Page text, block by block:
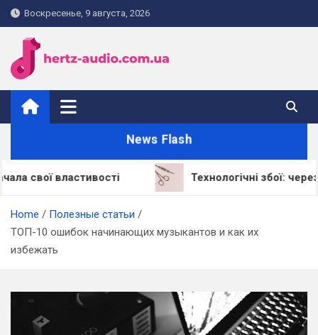
Skip
to
content
Воскресенье, 9 августа, 2026
hertz-audio.com.ua
News Flash
Технологічні збої: через що
Home
Полезные статьи
ТОП-10 ошибок начинающих музыкантов и как их
избежать